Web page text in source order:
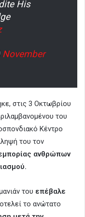
His
November
στις 3 Οκτωβρίου
του
Κέντρο
του τον
ανθρώπων
του επέβαλε
το ανώτατο